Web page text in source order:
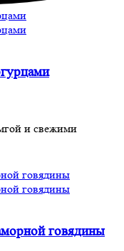
и свежими
говядины